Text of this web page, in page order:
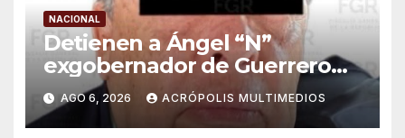
NACIONAL
Detienen a Ángel “N”
exgobernador de Guerrero
por caso Ayotzinapa
AGO 6, 2026 ACRÓPOLIS MULTIMEDIOS